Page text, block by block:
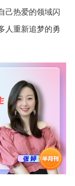
置
己热爱的领域闪
人重新追梦的勇